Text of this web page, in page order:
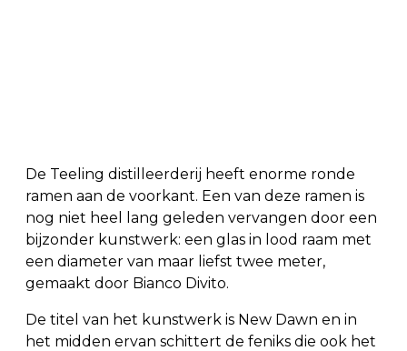
De Teeling distilleerderij heeft enorme ronde
ramen aan de voorkant. Een van deze ramen is
nog niet heel lang geleden vervangen door een
bijzonder kunstwerk: een glas in lood raam met
een diameter van maar liefst twee meter,
gemaakt door Bianco Divito.
De titel van het kunstwerk is New Dawn en in
het midden ervan schittert de feniks die ook het